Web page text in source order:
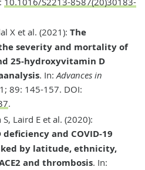
X et al. (2021): The
severity and mortality of
25-hydroxyvitamin D
. In:Advances in
89: 145-157. DOI:
.
Laird E et al. (2020):
and COVID-19
by latitude, ethnicity,
and thrombosis. In: